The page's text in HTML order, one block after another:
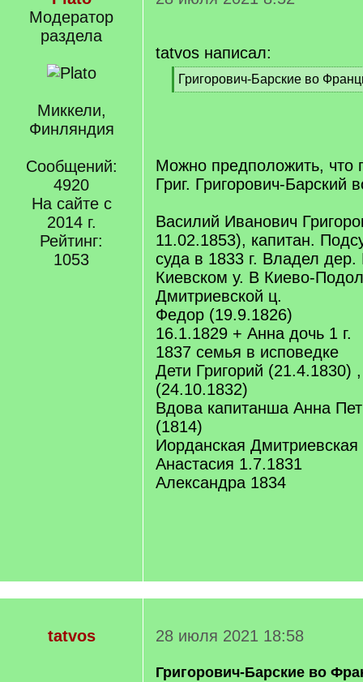
Модератор
раздела
Миккели,
Финляндия
Сообщений:
4920
На сайте с
2014 г.
Рейтинг:
1053
tatvos написал:
[
q
Григорович-Барские во
[
Можно предположить, что
Григ. Григорович-Барский
Василий Иванович
11.02.1853), капитан.
суда в 1833 г. Владел дер.
Киевском у. В Киево-
Дмитриевской ц.
Федор (19.9.1826)
16.1.1829 + Анна дочь 1 г.
1837 семья в исповедке
Дети Григорий (21.4.1830)
(24.10.1832)
Вдова капитанша Анна
(1814)
Иорданская Дмитриевская
Анастасия 1.7.1831
Александра 1834
tatvos 28 июля 2021 18:58
Григорович-Барские во